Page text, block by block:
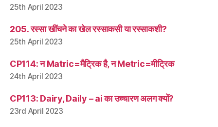
25th April 2023
205. रस्सा खींचने का खेल रस्साकसी या रस्साकशी?
25th April 2023
CP114: न Matric=मैट्रिक है, न Metric=मीट्रिक
24th April 2023
CP113: Dairy, Daily – ai का उच्चारण अलग क्यों?
23rd April 2023